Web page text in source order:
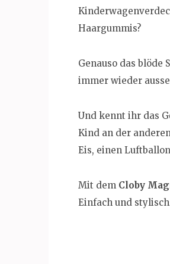
Haargummis?
Genauso das blöde
immer wieder
Und kennt ihr das
Kind an der
Eis, einen
Mit dem Cloby
Einfach und